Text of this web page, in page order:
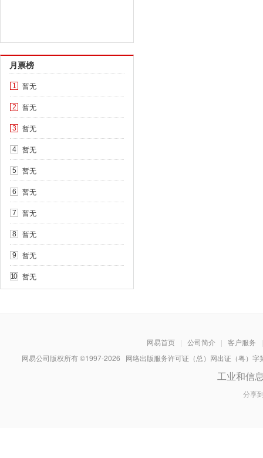
月票榜
1 暂无
2 暂无
3 暂无
4 暂无
5 暂无
6 暂无
7 暂无
8 暂无
9 暂无
10 暂无
网易首页 | 公司简介 | 客户服务
|
网易公司版权所有 ©1997-2026 网络出版服务许可证（总）网出证（粤）
工业和信
分享